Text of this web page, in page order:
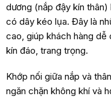
dương (nắp đậy kín
có dây kéo lụa. Đây là
cao, giúp khách hàng dễ
kín đáo, trang trọng.
Khớp nối giữa nắp và
ngăn chặn không khí và